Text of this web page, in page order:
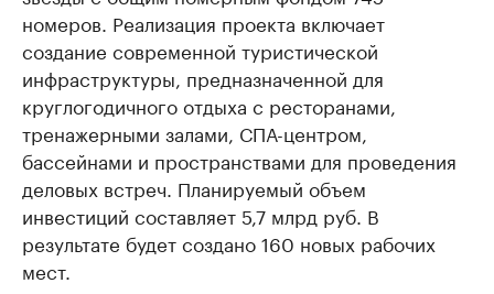
номеров. Реализация проекта включает
создание современной туристической
инфраструктуры, предназначенной для
круглогодичного отдыха с ресторанами,
тренажерными залами, СПА-центром,
бассейнами и пространствами для проведения
деловых встреч. Планируемый объем
инвестиций составляет 5,7 млрд руб. В
результате будет создано 160 новых рабочих
мест.